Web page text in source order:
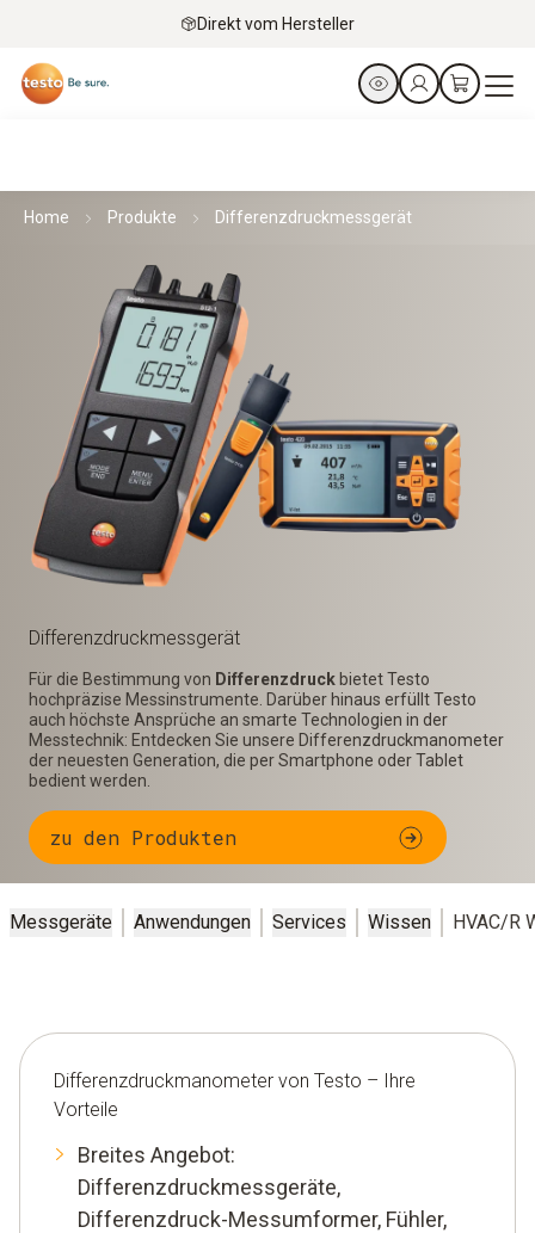
Direkt vom Hersteller
Home Produkte Differenzdruckmessgerät
Differenzdruck­messgerät
Für die Bestimmung von Differenzdruck bietet Testo
hochpräzise Messinstrumente. Darüber hinaus erfüllt Testo
auch höchste Ansprüche an smarte Technologien in der
Messtechnik: Entdecken Sie unsere Differenzdruckmanometer
der neuesten Generation, die per Smartphone oder Tablet
bedient werden.
zu den Produkten
Messgeräte Anwendungen Services Wissen HVAC/R
Differenzdruckmanometer von Testo – Ihre
Vorteile
Breites Angebot:
Differenzdruckmessgeräte,
Differenzdruck-Messumformer, Fühler,